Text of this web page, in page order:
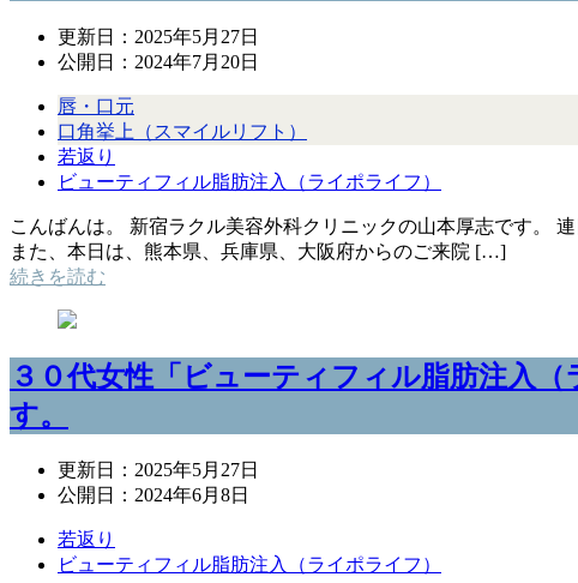
更新日： 2025年5月27日
公開日： 2024年7月20日
唇・口元
口角挙上（スマイルリフト）
若返り
ビューティフィル脂肪注入（ライポライフ）
こんばんは。 新宿ラクル美容外科クリニックの山本厚志です。
また、本日は、熊本県、兵庫県、大阪府からのご来院 […]
続きを読む
３０代女性「ビューティフィル脂肪注入
す。
更新日： 2025年5月27日
公開日： 2024年6月8日
若返り
ビューティフィル脂肪注入（ライポライフ）